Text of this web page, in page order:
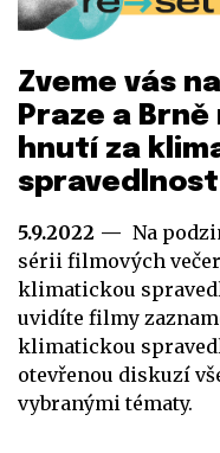
Zveme vás
Praze a
hnutí za
spravedlnost
5.9.2022
Na
sérii filmových
klimatickou
uvidíte filmy
klimatickou
otevřenou diskuzí
vybranými tématy.